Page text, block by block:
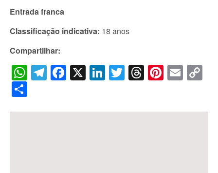
Entrada franca
Classificação indicativa: 18 anos
Compartilhar:
WhatsApp
Telegram
Facebook
X LinkedIn
Twitter
Threads